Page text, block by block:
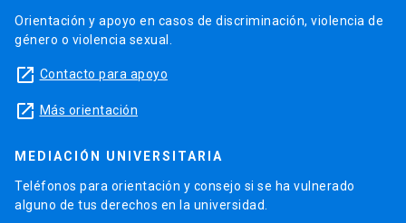
Orientación y apoyo en casos de discriminación, violencia de
género o violencia sexual.
launch Contacto para apoyo
launch Más orientación
MEDIACIÓN UNIVERSITARIA
Teléfonos para orientación y consejo si se ha vulnerado
alguno de tus derechos en la universidad.